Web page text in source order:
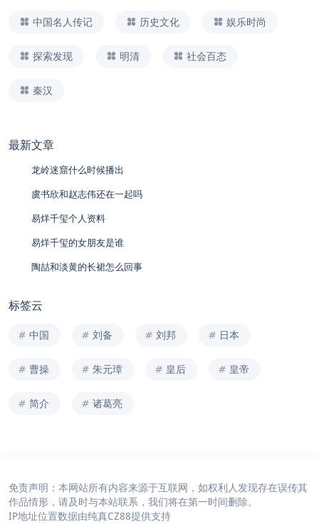
中国名人传记 历史文化 娱乐时尚
探索发现 明清 社会百态
秦汉
最新文章
龙岭迷窟什么时候播出
虞书欣和赵志伟还在一起吗
易烊千玺个人资料
易烊千玺的女朋友是谁
陶喆和淡黄的长裙怎么回事
标签云
中国 刘备 刘邦 日本
曹操 朱元璋 皇后 皇帝
简介 诸葛亮
免责声明：本网站所有内容来源于互联网，如权利人发现存在误传其
作品情形，请及时与本站联系，我们将在第一时间删除。
IP地址位置数据由纯真CZ88提供支持